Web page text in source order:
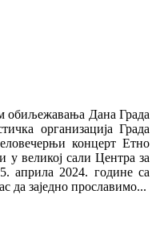
обиљежавања Дана Града
организација Града
концерт Етно
у великој сали Центра за
априла 2024. године са
да заједно прославимо...